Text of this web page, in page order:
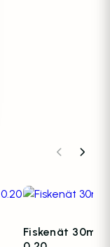
Fiskenät 30m